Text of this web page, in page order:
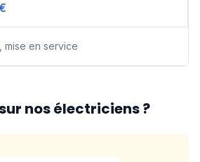
mise en service
nos électriciens ?